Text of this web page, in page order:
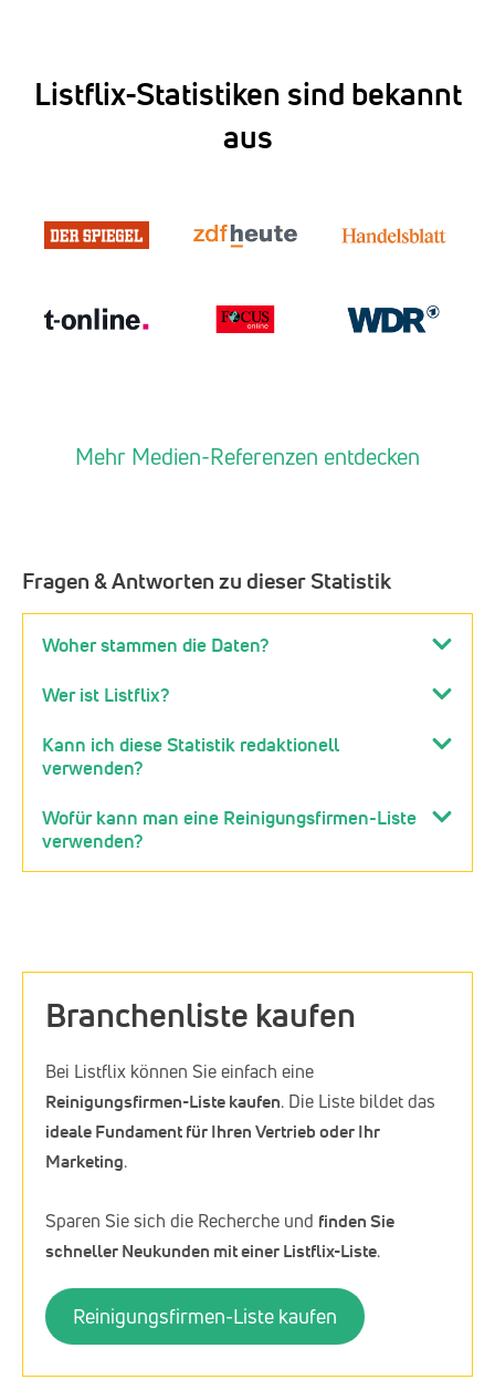
Listflix-Statistiken sind bekannt
aus
Mehr Medien-Referenzen entdecken
Fragen & Antworten zu dieser Statistik
Woher stammen die Daten?
Wer ist Listflix?
Kann ich diese Statistik redaktionell
verwenden?
Wofür kann man eine Reinigungsfirmen-Liste
verwenden?
Branchenliste kaufen
Bei Listflix können Sie einfach eine
Reinigungsfirmen-Liste kaufen. Die Liste bildet das
ideale Fundament für Ihren Vertrieb oder Ihr
Marketing.
Sparen Sie sich die Recherche und finden Sie
schneller Neukunden mit einer Listflix-Liste.
Reinigungsfirmen-Liste kaufen